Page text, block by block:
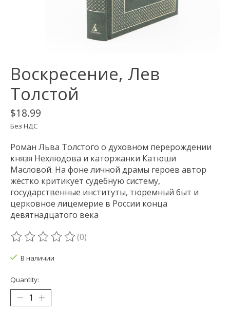
Воскресение, Лев
Толстой
$18.99
Без НДС
Роман Льва Толстого о духовном перерождении
князя Нехлюдова и каторжанки Катюши
Масловой. На фоне личной драмы героев автор
жестко критикует судебную систему,
государственные институты, тюремный быт и
церковное лицемерие в России конца
девятнадцатого века
The rating of this product is
(0)
В наличии
Quantity: